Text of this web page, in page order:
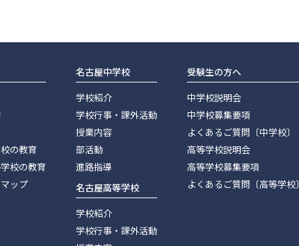
の教育
校の教育
ップ
名古屋中学校
学校紹介
学校行事・課外活動
授業内容
部活動
進路指導
名古屋高等学校
学校紹介
学校行事・課外活動
受験生の方へ
中学校説明会
中学校募集要項
よくあるご質問〔中学校〕
高等学校説明会
高等学校募集要項
よくあるご質問〔高等学校〕